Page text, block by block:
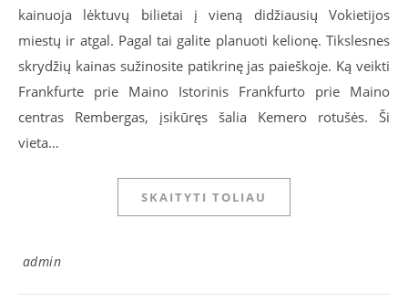
kainuoja lėktuvų bilietai į vieną didžiausių Vokietijos
miestų ir atgal. Pagal tai galite planuoti kelionę. Tikslesnes
skrydžių kainas sužinosite patikrinę jas paieškoje. Ką veikti
Frankfurte prie Maino Istorinis Frankfurto prie Maino
centras Rembergas, įsikūręs šalia Kemero rotušės. Ši
vieta…
SKAITYTI TOLIAU
admin